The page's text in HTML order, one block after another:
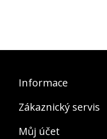
Informace
Zákaznický servis
Můj účet